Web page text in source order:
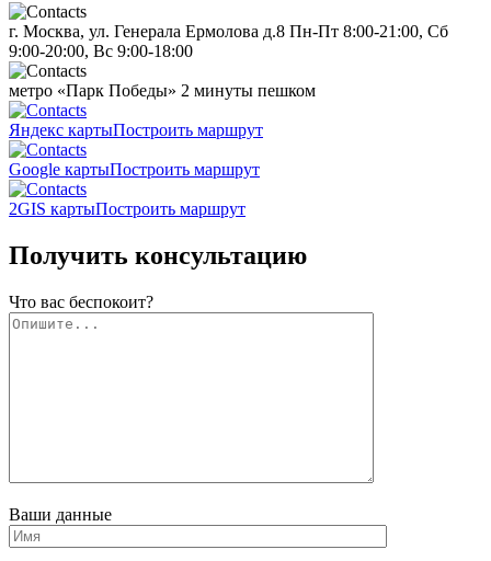
г. Москва, ул. Генерала Ермолова д.8 Пн-Пт 8:00-21:00, Сб
9:00-20:00, Вс 9:00-18:00
метро «Парк Победы» 2 минуты пешком
Яндекс картыПостроить маршрут
Google картыПостроить маршрут
2GIS картыПостроить маршрут
Получить консультацию
Что вас беспокоит?
Ваши данные